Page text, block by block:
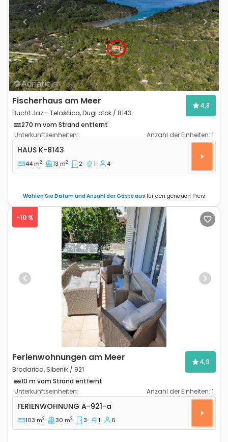
Previous Next
Fischerhaus am Meer
Bucht Jaz - Telašćica, Dugi otok / 8143
4,8
270 m vom Strand entfernt
Unterkunftseinheiten:
Anzahl der Einheiten: 1
2-Zimmer-Haus Bucht Jaz - Telašćica, Dugi otok K-
HAUS K-8143
44 m2 13 m2 2 1 4
Wählen Sie Datum und Anzahl der Gäste aus für den genauen Preis
Previous Next
-10 %
Ferienwohnungen am Meer
Brodarica, Sibenik / 921
4,9
10 m vom Strand entfernt
Unterkunftseinheiten:
Anzahl der Einheiten: 1
3-Zimmer-Ferienwohnung Brodarica, Sibenik A-921-a
FERIENWOHNUNG A-921-a
103 m2 30 m2 3 1 6